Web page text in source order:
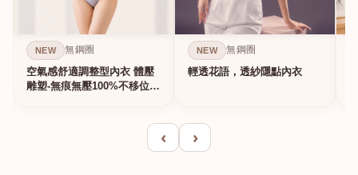
NEW 無鋼圈
空氣感舒適調整型內衣 體壓
雕塑-無痕無壓100%不移位的
NEW 無鋼圈
輕透花語，透紗隱點內衣
‹ ›